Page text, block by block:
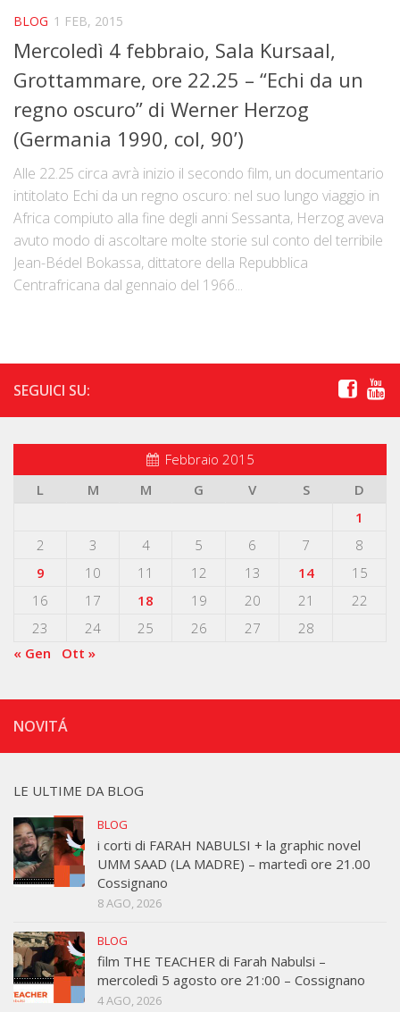
BLOG 1 FEB, 2015
Mercoledì 4 febbraio, Sala Kursaal,
Grottammare, ore 22.25 – “Echi da un
regno oscuro” di Werner Herzog
(Germania 1990, col, 90’)
Alle 22.25 circa avrà inizio il secondo film, un documentario
intitolato Echi da un regno oscuro: nel suo lungo viaggio in
Africa compiuto alla fine degli anni Sessanta, Herzog aveva
avuto modo di ascoltare molte storie sul conto del terribile
Jean-Bédel Bokassa, dittatore della Repubblica
Centrafricana dal gennaio del 1966...
SEGUICI SU:
Febbraio 2015
L
M M G V S
D
1
2
3 4 5 6 7
8
9
10 11 12 13 14
15
16
17 18 19 20 21
22
23
24 25 26 27
28
« Gen
Ott »
NOVITÁ
LE ULTIME DA BLOG
BLOG
i corti di FARAH NABULSI + la graphic novel
UMM SAAD (LA MADRE) – martedì ore 21.00
Cossignano
8 AGO, 2026
BLOG
film THE TEACHER di Farah Nabulsi –
mercoledì 5 agosto ore 21:00 – Cossignano
4 AGO, 2026